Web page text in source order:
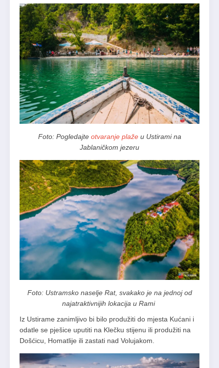
Foto: Pogledajte otvaranje plažeu Ustirami na
Jablaničkom jezeru
Foto: Ustramsko naselje Rat, svakako je na jednoj od
najatraktivnijih lokacija u Rami
Iz Ustirame zanimljivo bi bilo produžiti do mjesta Kućani i
odatle se pješice uputiti na Klečku stijenu ili produžiti na
Došćicu, Homatlije ili zastati nad Volujakom.